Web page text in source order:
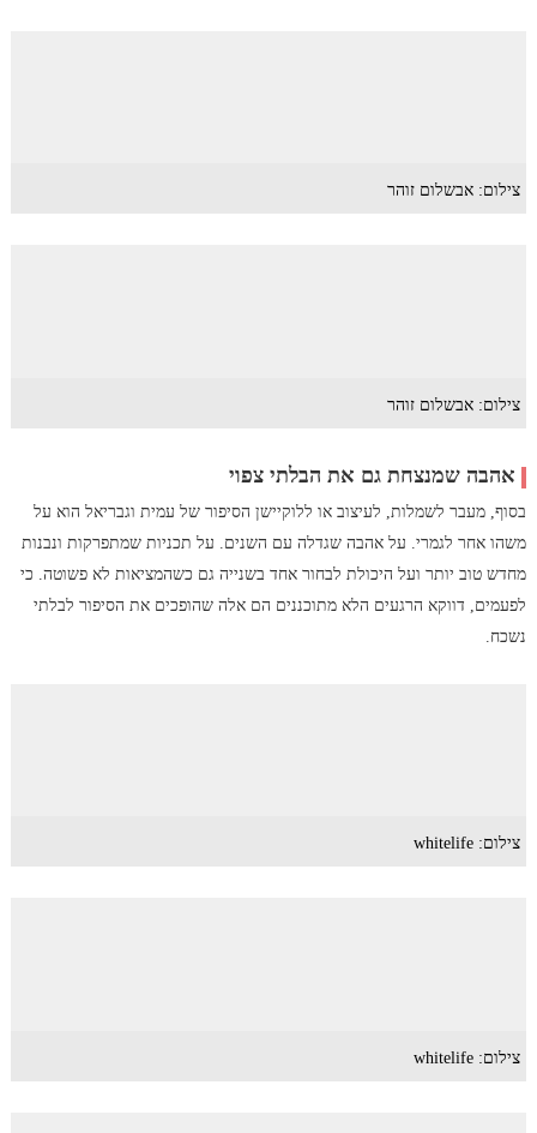
צילום: אבשלום זוהר
צילום: אבשלום זוהר
אהבה שמנצחת גם את הבלתי צפוי
בסוף, מעבר לשמלות, לעיצוב או ללוקיישן הסיפור של עמית וגבריאל הוא על
משהו אחר לגמרי. על אהבה שגדלה עם השנים. על תכניות שמתפרקות ונבנות
מחדש טוב יותר ועל היכולת לבחור אחד בשנייה גם כשהמציאות לא פשוטה. כי
לפעמים, דווקא הרגעים הלא מתוכננים הם אלה שהופכים את הסיפור לבלתי
נשכח.
צילום: whitelife
צילום: whitelife